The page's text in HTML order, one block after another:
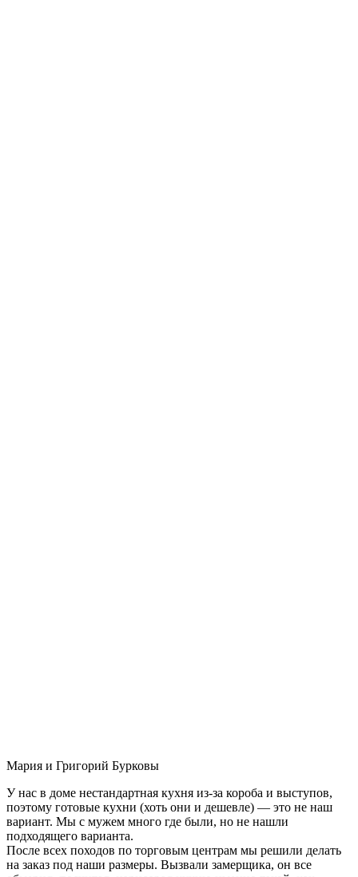
Мария и Григорий Бурковы
У нас в доме нестандартная кухня из-за короба и выступов,
поэтому готовые кухни (хоть они и дешевле) — это не наш
вариант. Мы с мужем много где были, но не нашли
подходящего варианта.
После всех походов по торговым центрам мы решили делать
на заказ под наши размеры. Вызвали замерщика, он все